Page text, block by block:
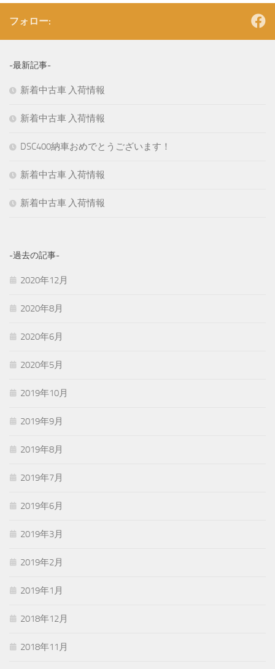
フォロー:
-最新記事-
新着中古車 入荷情報
新着中古車 入荷情報
DSC400納車おめでとうございます！
新着中古車 入荷情報
新着中古車 入荷情報
-過去の記事-
2020年12月
2020年8月
2020年6月
2020年5月
2019年10月
2019年9月
2019年8月
2019年7月
2019年6月
2019年3月
2019年2月
2019年1月
2018年12月
2018年11月